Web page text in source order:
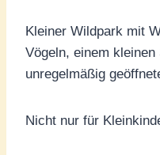
Kleiner Wildpark mit
Vögeln, einem
unregelmäßig
Nicht nur für